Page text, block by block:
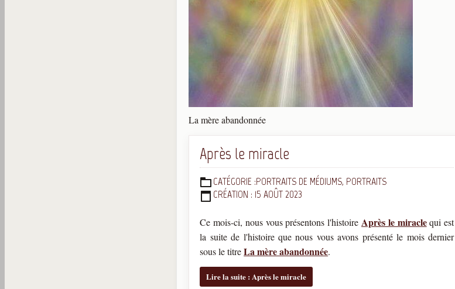
La mère abandonnée
Après le miracle
DÉTAILS
CATÉGORIE :PORTRAITS DE MÉDIUMS, PORTRAITS
CRÉATION : 15 AOÛT 2023
Ce mois-ci, nous vous présentons l'histoire Après le miraclequi est
la suite de l'histoire que nous vous avons présenté le mois dernier
sous le titreLa mère abandonnée.
Lire la suite : Après le miracle